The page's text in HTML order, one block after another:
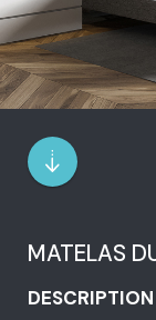
MATELAS